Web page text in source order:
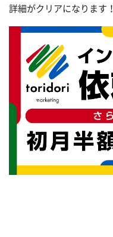
詳細がクリアになります！